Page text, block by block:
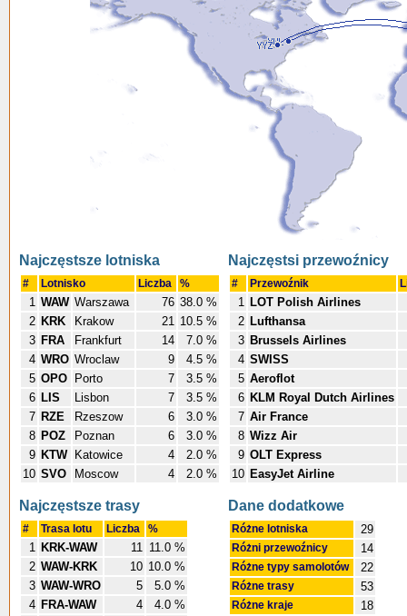
Najczęstsze lotniska
# Lotnisko Liczba %
1 WAW Warszawa 76 38.0 %
2 KRK Krakow 21 10.5 %
3 FRA Frankfurt 14
7.0 %
4 WRO Wroclaw 9
4.5 %
5 OPO Porto 7
3.5 %
6 LIS Lisbon 7
3.5 %
7 RZE Rzeszow 6
3.0 %
8 POZ Poznan 6
3.0 %
9 KTW Katowice 4
2.0 %
10 SVO Moscow 4 2.0 %
Najczęstsi przewoźnicy
# Przewoźnik
1 LOT Polish Airlines
2 Lufthansa
3 Brussels Airlines
4 SWISS
5 Aeroflot
6 KLM Royal Dutch Airlines
7 Air France
8 Wizz Air
9 OLT Express
10 EasyJet Airline
Najczęstsze trasy
# Trasa lotu Liczba %
1 KRK-WAW 11 11.0 %
2 WAW-KRK 10 10.0 %
3 WAW-WRO 5
5.0 %
4 FRA-WAW 4
4.0 %
Dane dodatkowe
Różne lotniska 29
Różni przewoźnicy 14
Różne typy samolotów 22
Różne trasy 53
Różne kraje 18